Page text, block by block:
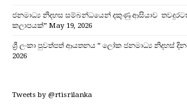
ජනමාධ්‍ය නිදහස සම්බන්ධයෙන් දකුණු ආසියාව
කලාපයක්” May 19, 2026
ශ්‍රී ලංකා පුවත්පත් ආයතනය ” ලෝක ජනමාධ්‍ය නිදහස්
2026
Tweets by @rtisrilanka